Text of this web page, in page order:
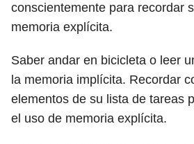
conscientemente para recordar
memoria explícita.
Saber andar en bicicleta o leer
la memoria implícita. Recordar
elementos de su lista de tareas
el uso de memoria explícita.